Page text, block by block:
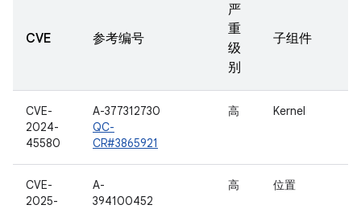
CVE 参考编号
严
重
级
别
子组件
CVE-
2024-
45580
A-377312730
QC-
CR#3865921
高 Kernel
CVE-
2025-
A-
394100452
高 位置